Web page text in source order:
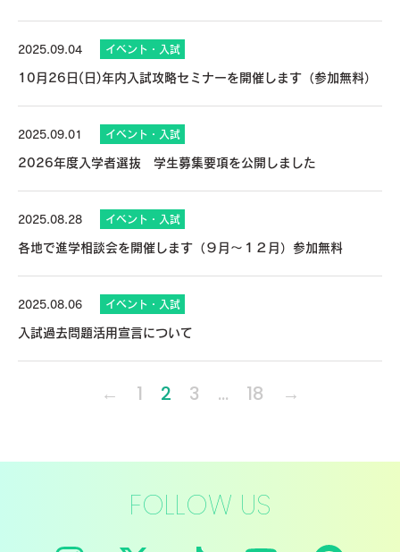
2025.09.04 イベント・入試
10月26日(日)年内入試攻略セミナーを開催します（参加無料）
2025.09.01 イベント・入試
2026年度入学者選抜 学生募集要項を公開しました
2025.08.28 イベント・入試
各地で進学相談会を開催します（９月～１２月）参加無料
2025.08.06 イベント・入試
入試過去問題活用宣言について
← 1 2 3 … 18 →
FOLLOW US